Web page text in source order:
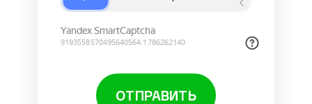
ОТПРАВИТЬ